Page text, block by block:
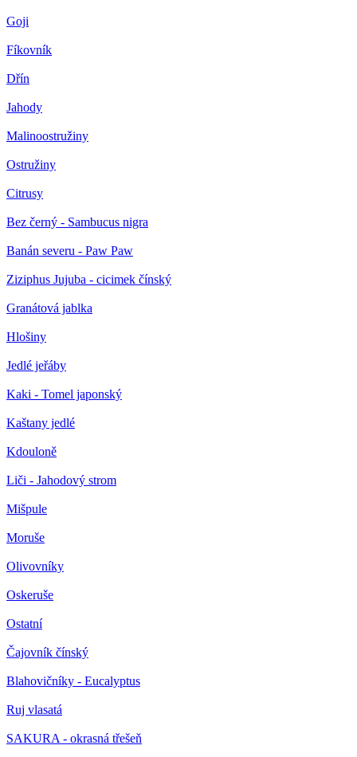
Goji
Fíkovník
Dřín
Jahody
Malinoostružiny
Ostružiny
Citrusy
Bez černý - Sambucus nigra
Banán severu - Paw Paw
Ziziphus Jujuba - cicimek čínský
Granátová jablka
Hlošiny
Jedlé jeřáby
Kaki - Tomel japonský
Kaštany jedlé
Kdouloně
Liči - Jahodový strom
Mišpule
Moruše
Olivovníky
Oskeruše
Ostatní
Čajovník čínský
Blahovičníky - Eucalyptus
Ruj vlasatá
SAKURA - okrasná třešeň